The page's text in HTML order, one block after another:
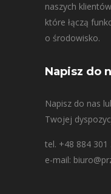
naszych
które łączą
o środowisko.
Napisz do
Napisz do nas
Twojej
tel. +48 884 301
e-mail: